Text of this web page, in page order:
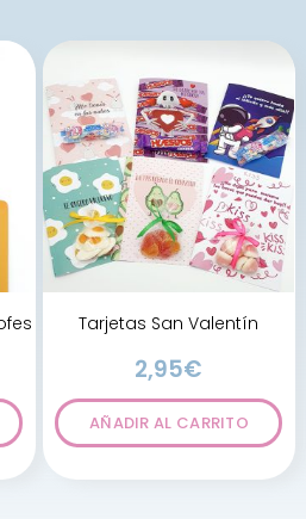
Tarjetas San Valentín
2,95€
AÑADIR AL CARRITO